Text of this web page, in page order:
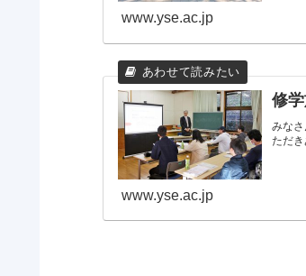
www.yse.ac.jp
修
みな
ただ
www.yse.ac.jp